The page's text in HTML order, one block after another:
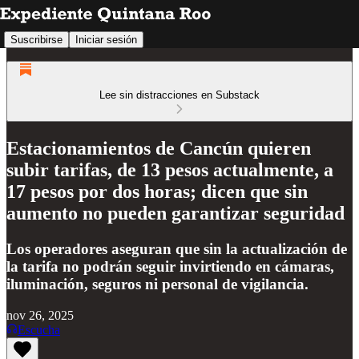
Suscribirse Iniciar sesión
Lee sin distracciones en Substack
Estacionamientos de Cancún quieren
subir tarifas, de 13 pesos actualmente, a
17 pesos por dos horas; dicen que sin
aumento no pueden garantizar seguridad
Los operadores aseguran que sin la actualización de
la tarifa no podrán seguir invirtiendo en cámaras,
iluminación, seguros ni personal de vigilancia.
nov 26, 2025
Escucha